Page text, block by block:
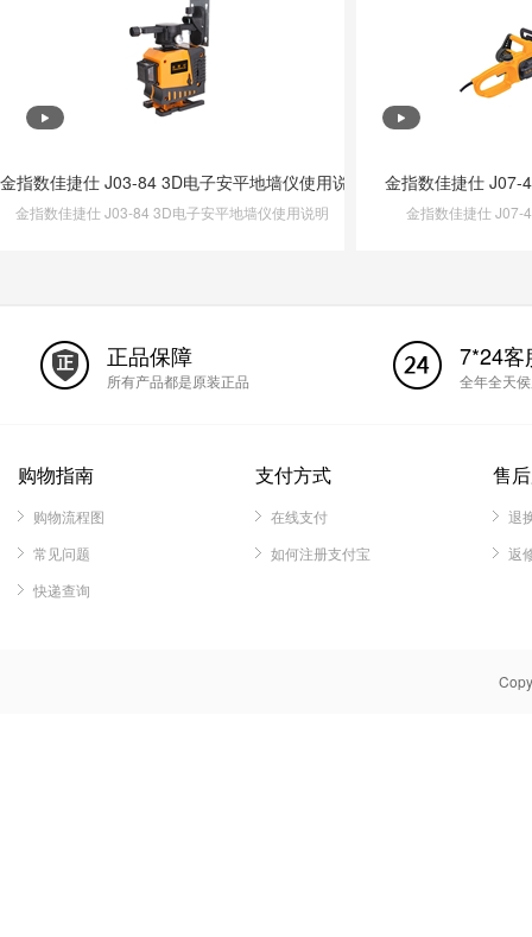
金指数佳捷仕 J03-84 3D电子安平地墙仪使用说明
金指数佳捷仕 J03-84 3D电子安平地墙仪使用说明
金指数佳捷仕 J07-
金指数佳捷仕 J07-
正品保障
所有产品都是原装正品
7*24客
全年全天
购物指南
购物流程图
常见问题
快递查询
支付方式
在线支付
如何注册支付宝
售
退
返